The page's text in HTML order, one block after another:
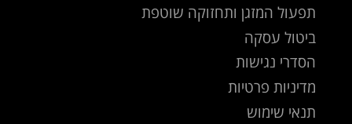
תפעול המזגן ותחזוקה שוטפת
ביטול עסקה
הסדרי נגישות
מדיניות פרטיות
תנאי שימוש